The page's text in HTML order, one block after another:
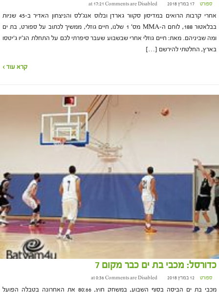
ספורט 17 במרץ 2018 at 17:21 Comments are Disabled
אחרי קרבות הרואים במדיסון סקוור גארדן ובלוס אנג'לס והניצחון האדיר ב-45 שניות
בבלאטור 188, לוחם ה-MMA מס' 1 שלנו, חיים גוזלי, ממשיך לכתוב על ספורט, בת ים
ומה שביניהם. מאת: חיים גוזלי אחרי שבשבוע שעבר סיפרתי לכם על התחלת הג'יו ג’יטסו
בארץ, החלטתי להירשם […]
קרא עוד ›
כדורסל: מכבי בת ים כבר מקום 7
ספורט 12 במרץ 2018 at 0:36 Comments are Disabled
מכבי בת ים הביסה בסוף השבוע, במשחק חוץ, 80:66 את האחרונה בטבלה הפועל